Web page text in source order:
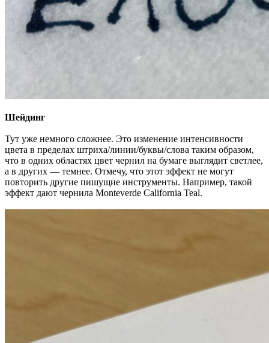
Шейдинг
Тут уже немного сложнее. Это изменение интенсивности
цвета в пределах штриха/линии/буквы/слова таким образом,
что в одних областях цвет чернил на бумаге выглядит светлее,
а в других — темнее. Отмечу, что этот эффект не могут
повторить другие пишущие инструменты. Например, такой
эффект дают чернила Monteverde California Teal.